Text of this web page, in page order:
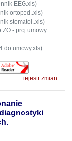
EEG.xls)
ortoped..xls)
stomatol..xls)
ZO - proj umowy
do umowy.xls)
rejestr zmian